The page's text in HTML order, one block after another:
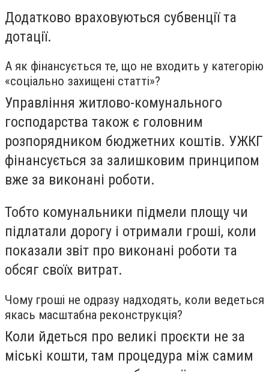
Додатково враховуються субвенції та
дотації.
А як фінансується те, що не входить у категорію
«соціально захищені статті»?
Управління житлово-комунального
господарства також є головним
розпорядником бюджетних коштів. УЖКГ
фінансується за залишковим принципом
вже за виконані роботи.
Тобто комунальники підмели площу чи
підлатали дорогу і отримали гроші, коли
показали звіт про виконані роботи та
обсяг своїх витрат.
Чому гроші не одразу надходять, коли ведеться
якась масштабна реконструкція?
Коли йдеться про великі проєкти не за
міські кошти, там процедура між самим